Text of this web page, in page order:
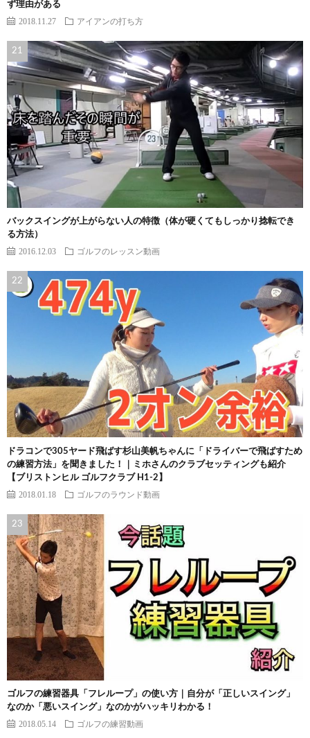
ず理由がある
2018.11.27 アイアンの打ち方
バックスイングが上がらない人の特徴（体が硬くてもしっかり捻転でき
る方法）
2016.12.03 ゴルフのレッスン動画
ドラコンで305ヤード飛ばす杉山美帆ちゃんに「ドライバーで飛ばすため
の練習方法」を聞きました！｜ミホさんのクラブセッティングも紹介
【ブリストンヒル ゴルフクラブ H1-2】
2018.01.18 ゴルフのラウンド動画
ゴルフの練習器具「フレループ」の使い方｜自分が「正しいスイング」
なのか「悪いスイング」なのかがハッキリわかる！
2018.05.14 ゴルフの練習動画